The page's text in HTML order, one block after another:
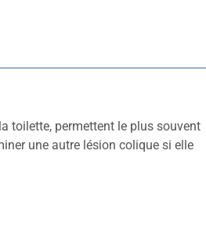
toilette, permettent le plus souvent
une autre lésion colique si elle